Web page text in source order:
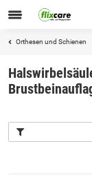
Orthesen und Schienen